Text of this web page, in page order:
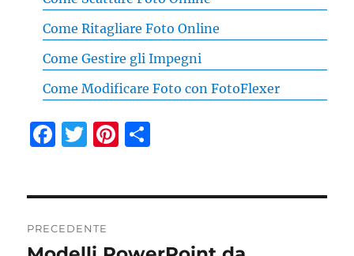
Come Ritagliare Foto Online
Come Gestire gli Impegni
Come Modificare Foto con FotoFlexer
F
b
T
r
Pi
articoli
PRECEDENTE
Articolo